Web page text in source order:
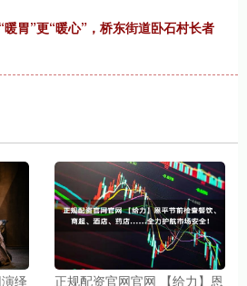
胃”更“暖心”，桥东街道卧石村长者
绎
正规配资官网官网 【给力】恩